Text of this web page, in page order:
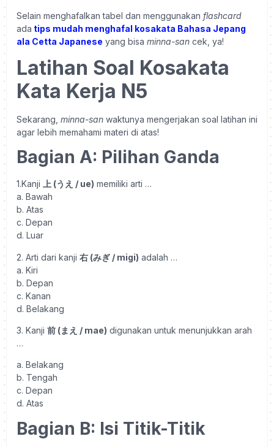
Selain menghafalkan tabel dan menggunakan flashcard
ada tips mudah menghafal kosakata Bahasa Jepang
ala Cetta Japanese yang bisa minna-san cek, ya!
Latihan Soal Kosakata
Kata Kerja N5
Sekarang, minna-san waktunya mengerjakan soal latihan ini
agar lebih memahami materi di atas!
Bagian A: Pilihan Ganda
1.Kanji 上 (うえ / ue) memiliki arti …
a. Bawah
b. Atas
c. Depan
d. Luar
2. Arti dari kanji 右 (みぎ / migi) adalah …
a. Kiri
b. Depan
c. Kanan
d. Belakang
3. Kanji 前 (まえ / mae) digunakan untuk menunjukkan arah
…
a. Belakang
b. Tengah
c. Depan
d. Atas
Bagian B: Isi Titik-Titik